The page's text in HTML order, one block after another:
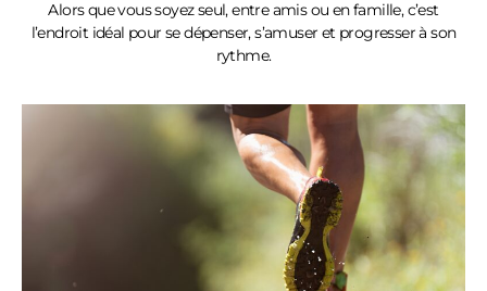
Alors que vous soyez seul, entre amis ou en famille, c’est
l’endroit idéal pour se dépenser, s’amuser et progresser à son
rythme.